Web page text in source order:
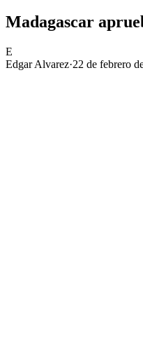
Madagascar
E
Edgar Alvarez·22 de febrero